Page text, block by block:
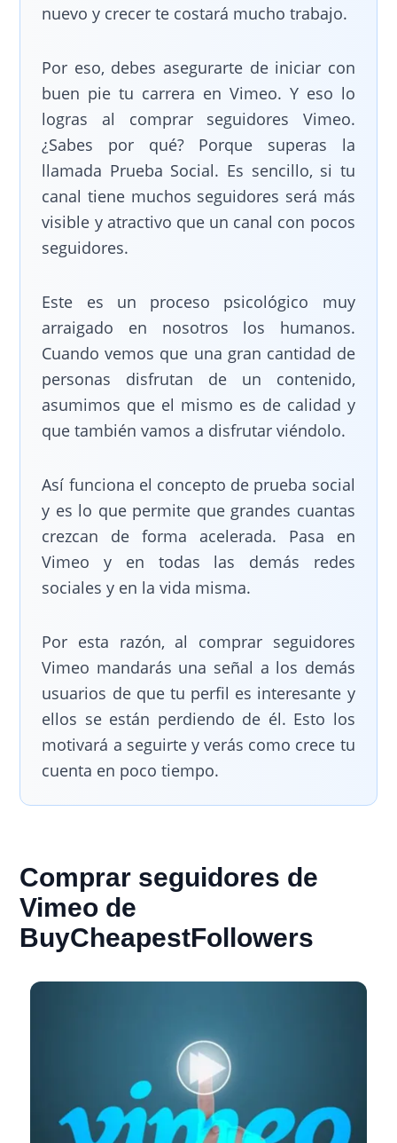
nuevo y crecer te costará mucho trabajo.
Por eso, debes asegurarte de iniciar con
buen pie tu carrera en Vimeo. Y eso lo
logras al comprar seguidores Vimeo.
¿Sabes por qué? Porque superas la
llamada Prueba Social. Es sencillo, si tu
canal tiene muchos seguidores será más
visible y atractivo que un canal con pocos
seguidores.
Este es un proceso psicológico muy
arraigado en nosotros los humanos.
Cuando vemos que una gran cantidad de
personas disfrutan de un contenido,
asumimos que el mismo es de calidad y
que también vamos a disfrutar viéndolo.
Así funciona el concepto de prueba social
y es lo que permite que grandes cuantas
crezcan de forma acelerada. Pasa en
Vimeo y en todas las demás redes
sociales y en la vida misma.
Por esta razón, al comprar seguidores
Vimeo mandarás una señal a los demás
usuarios de que tu perfil es interesante y
ellos se están perdiendo de él. Esto los
motivará a seguirte y verás como crece tu
cuenta en poco tiempo.
Comprar seguidores de
Vimeo de
BuyCheapestFollowers